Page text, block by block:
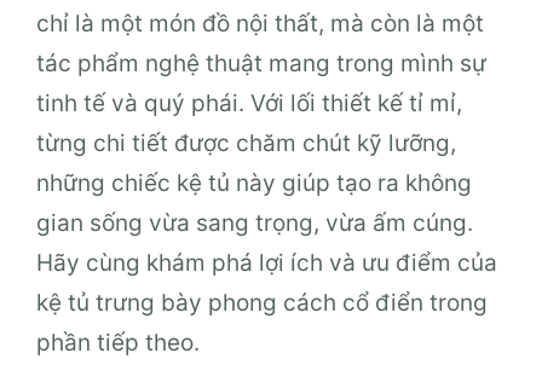
chỉ là một món đồ nội thất, mà còn là một
tác phẩm nghệ thuật mang trong mình sự
tinh tế và quý phái. Với lối thiết kế tỉ mỉ,
từng chi tiết được chăm chút kỹ lưỡng,
những chiếc kệ tủ này giúp tạo ra không
gian sống vừa sang trọng, vừa ấm cúng.
Hãy cùng khám phá lợi ích và ưu điểm của
kệ tủ trưng bày phong cách cổ điển trong
phần tiếp theo.